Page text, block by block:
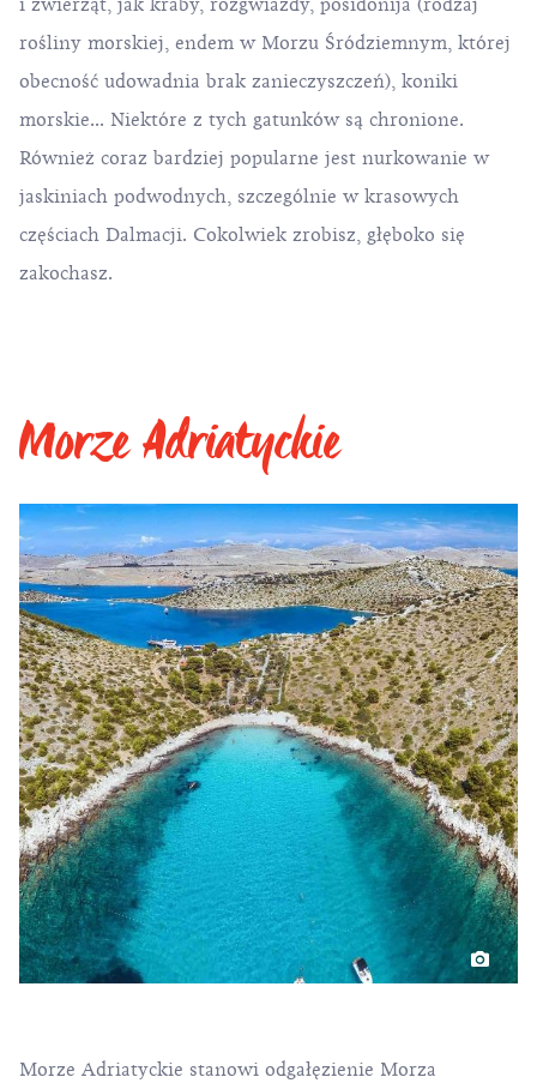
i zwierząt, jak kraby, rozgwiazdy, posidonija (rodzaj
rośliny morskiej, endem w Morzu Śródziemnym, której
obecność udowadnia brak zanieczyszczeń), koniki
morskie... Niektóre z tych gatunków są chronione.
Również coraz bardziej popularne jest nurkowanie w
jaskiniach podwodnych, szczególnie w krasowych
częściach Dalmacji. Cokolwiek zrobisz, głęboko się
zakochasz.
Morze Adriatyckie
Morze Adriatyckie stanowi odgałęzienie Morza